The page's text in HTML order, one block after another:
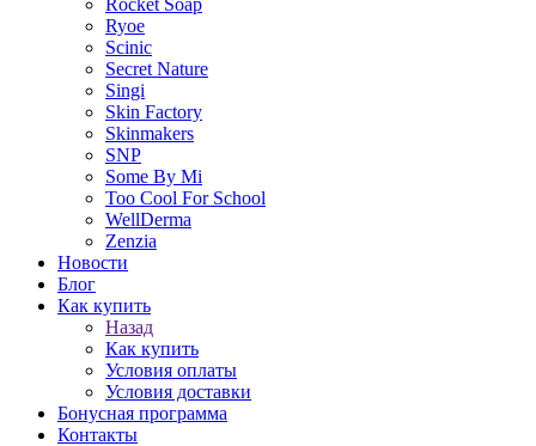
Rocket Soap
Ryoe
Scinic
Secret Nature
Singi
Skin Factory
Skinmakers
SNP
Some By Mi
Too Cool For School
WellDerma
Zenzia
Новости
Блог
Как купить
Назад
Как купить
Условия оплаты
Условия доставки
Бонусная программа
Контакты